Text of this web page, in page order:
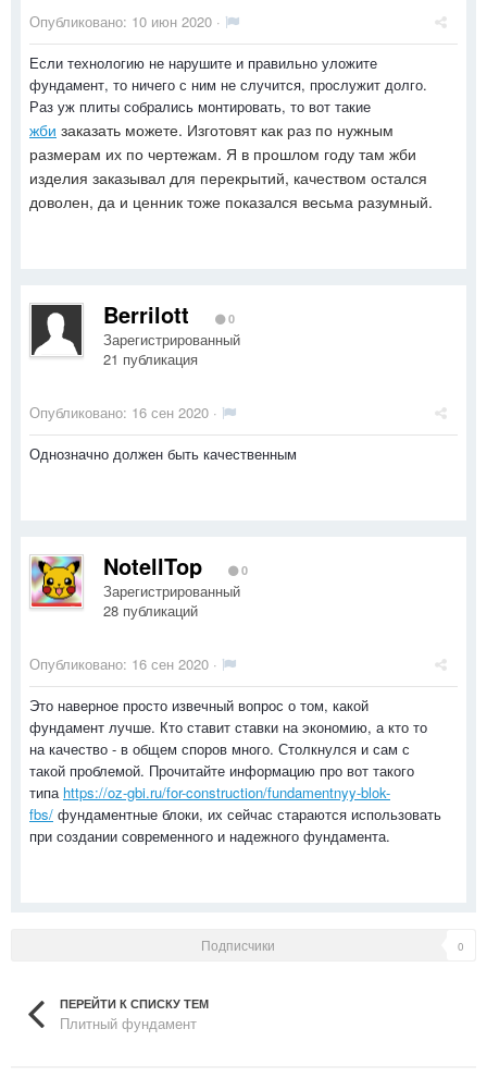
Опубликовано: 10 июн 2020 ·
Если технологию не нарушите и правильно уложите
фундамент, то ничего с ним не случится, прослужит долго.
Раз уж плиты собрались монтировать, то вот такие
жби заказать можете. Изготовят как раз по нужным
размерам их по чертежам. Я в прошлом году там жби
изделия заказывал для перекрытий, качеством остался
доволен, да и ценник тоже показался весьма разумный.
Berrilott 0
Зарегистрированный
21 публикация
Опубликовано: 16 сен 2020 ·
Однозначно должен быть качественным
NotellTop 0
Зарегистрированный
28 публикаций
Опубликовано: 16 сен 2020 ·
Это наверное просто извечный вопрос о том, какой
фундамент лучше. Кто ставит ставки на экономию, а кто то
на качество - в общем споров много. Столкнулся и сам с
такой проблемой. Прочитайте информацию про вот такого
типа https://oz-gbi.ru/for-construction/fundamentnyy-blok-
fbs/ фундаментные блоки, их сейчас стараются использовать
при создании современного и надежного фундамента.
Подписчики 0
ПЕРЕЙТИ К СПИСКУ ТЕМ
Плитный фундамент